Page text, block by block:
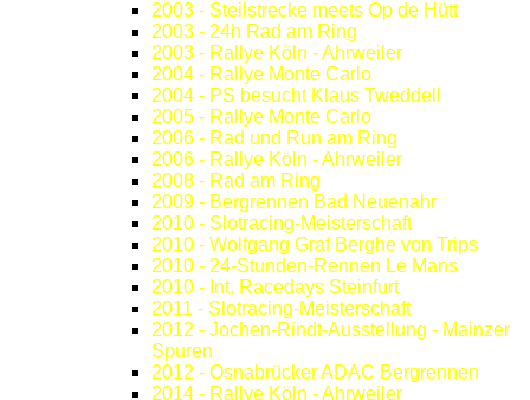
2003 - Steilstrecke meets Op de Hütt
2003 - 24h Rad am Ring
2003 - Rallye Köln - Ahrweiler
2004 - Rallye Monte Carlo
2004 - PS besucht Klaus Tweddell
2005 - Rallye Monte Carlo
2006 - Rad und Run am Ring
2006 - Rallye Köln - Ahrweiler
2008 - Rad am Ring
2009 - Bergrennen Bad Neuenahr
2010 - Slotracing-Meisterschaft
2010 - Wolfgang Graf Berghe von Trips
2010 - 24-Stunden-Rennen Le Mans
2010 - Int. Racedays Steinfurt
2011 - Slotracing-Meisterschaft
2012 - Jochen-Rindt-Ausstellung - Mainzer
Spuren
2012 - Osnabrücker ADAC Bergrennen
2014 - Rallye Köln - Ahrweiler